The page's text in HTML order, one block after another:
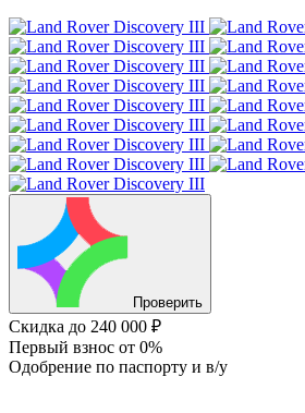
Проверить
Скидка до 240 000 ₽
Первый взнос от 0%
Одобрение по паспорту и в/у